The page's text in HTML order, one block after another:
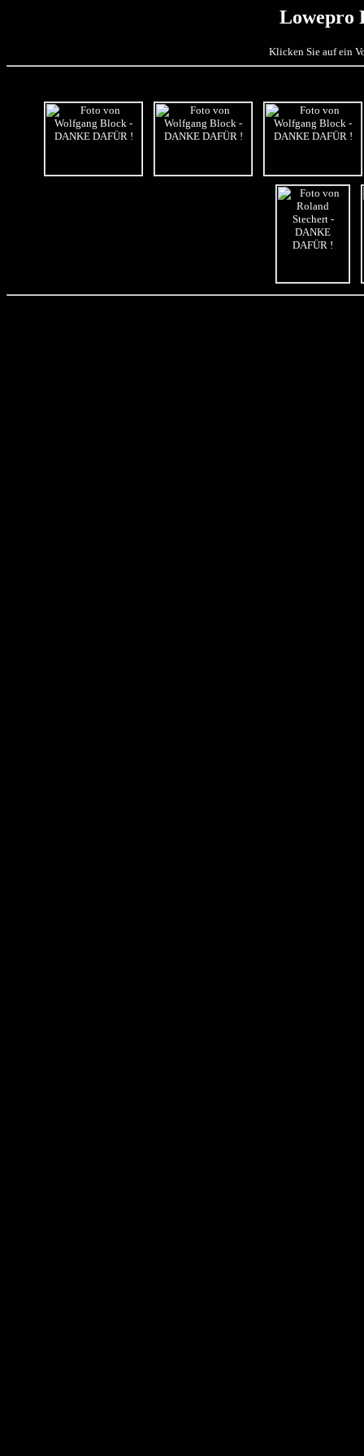
Lowepro
Klicken Sie auf ein